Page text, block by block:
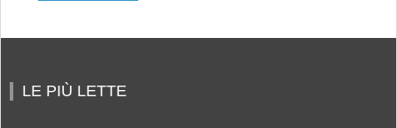
LE PIÙ LETTE